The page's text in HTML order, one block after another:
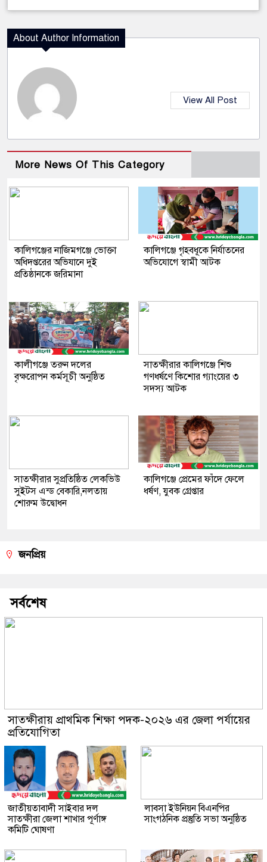
About Author Information
View All Post
More News Of This Category
কালিগঞ্জের নাজিমগঞ্জে ভোক্তা
অধিদপ্তরের অভিযানে দুই
প্রতিষ্ঠানকে জরিমানা
কালিগঞ্জে গৃহবধূকে নির্যাতনের
অভিযোগে স্বামী আটক
কালীগঞ্জে তরুন দলের
বৃক্ষরোপন কর্মসূচী অনুষ্ঠিত
সাতক্ষীরার কালিগঞ্জে শিশু
গণধর্ষণে কিশোর গ্যাংয়ের ৩
সদস্য আটক
সাতক্ষীরার সুপ্রতিষ্ঠিত লেকভিউ
সুইটস এন্ড বেকারি,নলতায়
শোরুম উদ্বোধন
কালিগঞ্জে প্রেমের ফাঁদে ফেলে
ধর্ষণ, যুবক গ্রেপ্তার
জনপ্রিয়
সর্বশেষ
সাতক্ষীরায় প্রাথমিক শিক্ষা পদক-২০২৬ এর জেলা পর্যায়ের
প্রতিযোগিতা
জাতীয়তাবাদী সাইবার দল
সাতক্ষীরা জেলা শাখার পূর্ণাঙ্গ
কমিটি ঘোষণা
লাবসা ইউনিয়ন বিএনপির
সাংগঠনিক প্রস্তুতি সভা অনুষ্ঠিত